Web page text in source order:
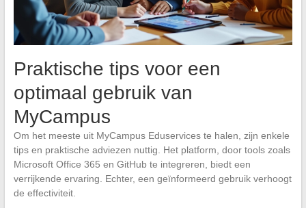
Praktische tips voor een
optimaal gebruik van
MyCampus
Om het meeste uit MyCampus Eduservices te halen, zijn enkele
tips en praktische adviezen nuttig. Het platform, door tools zoals
Microsoft Office 365 en GitHub te integreren, biedt een
verrijkende ervaring. Echter, een geïnformeerd gebruik verhoogt
de effectiviteit.